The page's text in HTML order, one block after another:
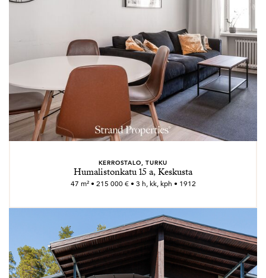
KERROSTALO, TURKU
Humalistonkatu 15 a, Keskusta
47 m² • 215 000 € • 3 h, kk, kph • 1912